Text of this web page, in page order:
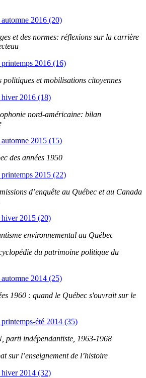
2016 (20)
et des normes: réflexions sur la carrière
2016 (16)
politiques et mobilisations citoyennes
2016 (18)
nord-américaine: bilan
2015 (15)
des années 1950
2015 (22)
d’enquête au Québec et au Canada
2015 (20)
environnemental au Québec
du patrimoine politique du
2014 (25)
1960 : quand le Québec s'ouvrait sur le
été 2014 (35)
parti indépendantiste, 1963-1968
sur l’enseignement de l’histoire
2014 (32)